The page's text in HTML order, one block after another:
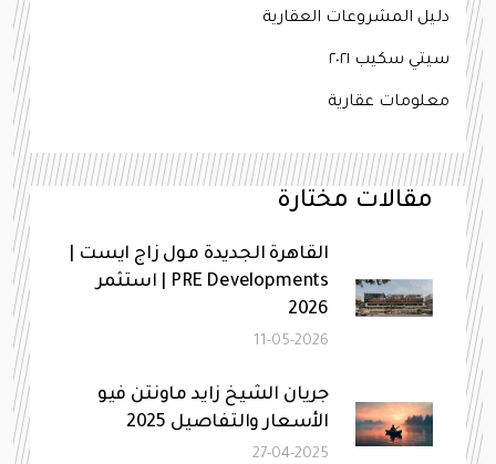
دليل المشروعات العقارية
سيتي سكيب ٢٠٢١
معلومات عقارية
مقالات مختارة
القاهرة الجديدة مول زاج ايست |
PRE Developments | استثمر
2026
11-05-2026
جريان الشيخ زايد ماونتن فيو
الأسعار والتفاصيل 2025
27-04-2025